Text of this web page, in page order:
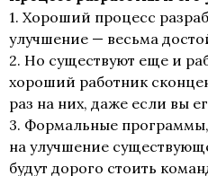
1. Хороший процесс
улучшение — весьма
2. Но существуют еще и
хороший работник
раз на них, даже если вы
3. Формальные
на улучшение
будут дорого стоить